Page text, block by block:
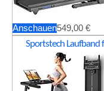
Anschauen549,00 €
Sportstech Laufband